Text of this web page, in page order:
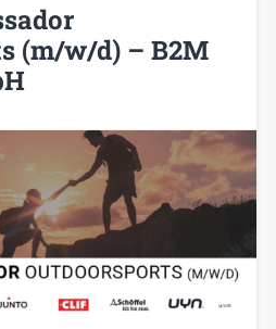
(m/w/d) – B2M